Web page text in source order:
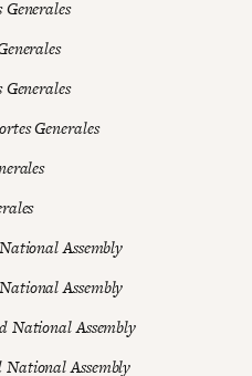
Generales
Assembly
Assembly
National Assembly
Assembly